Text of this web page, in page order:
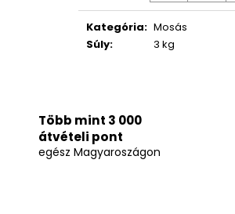
Kategória: Mosás
Súly: 3 kg
Több mint 3 000
átvételi pont
egész Magyaroszágon